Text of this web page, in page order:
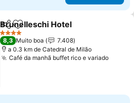
PartilharAdicionar aos favoritos
Brunelleschi Hotel
4 Estrelas
8,3 Muito boa
7.408
a 0.3 km de Catedral de Milão
Café da manhã buffet rico e variado